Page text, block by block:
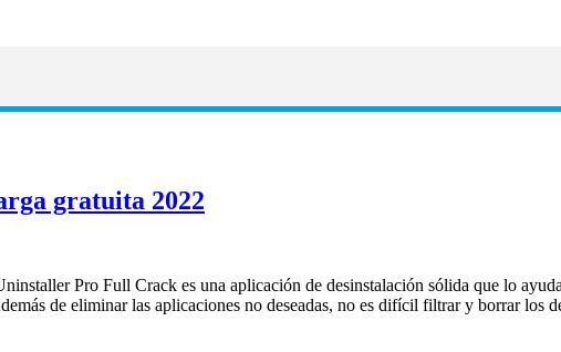
gratuita 2022
Pro Full Crack es una aplicación de desinstalación sólida que lo
de eliminar las aplicaciones no deseadas, no es difícil filtrar y borrar los